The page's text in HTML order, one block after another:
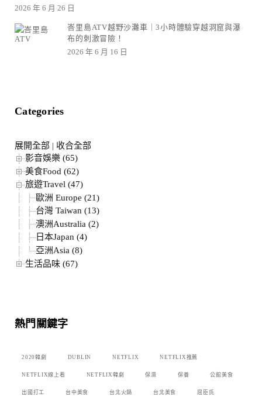
2026 年 6 月 26 日
峇里島ATV越野沙灘車｜3小時體驗穿越洞窟與瀑
布的刺激冒險！
2026 年 6 月 16 日
Categories
展開全部 | 收合全部
影音娛樂 (65)
美食Food (62)
旅遊Travel (47)
歐洲 Europe (21)
台灣 Taiwan (13)
澳洲Australia (2)
日本Japan (4)
亞洲Asia (8)
生活品味 (67)
熱門關鍵字
2020韓劇 DUBLIN NETFLIX NETFLIX推薦
NETFLIX線上看 NETFLIX韓劇 保濕 保養 公館美食
出國打工 台中美食 台北火鍋 台北美食 屈臣氏